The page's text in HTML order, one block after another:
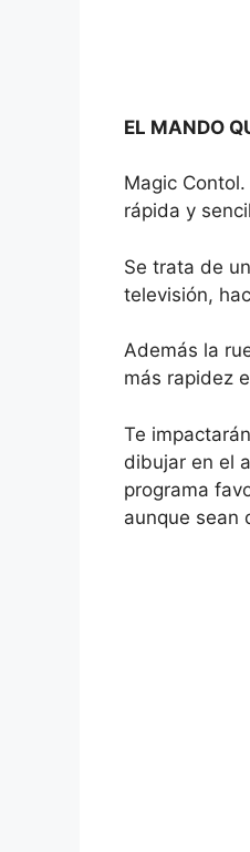
EL MANDO
Magic
rápida y
Se trata de
televisión,
Además la
más rapidez
Te
dibujar en el
programa
aunque sean